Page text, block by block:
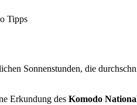
Tipps
Sonnenstunden, die
Erkundung des Komodo